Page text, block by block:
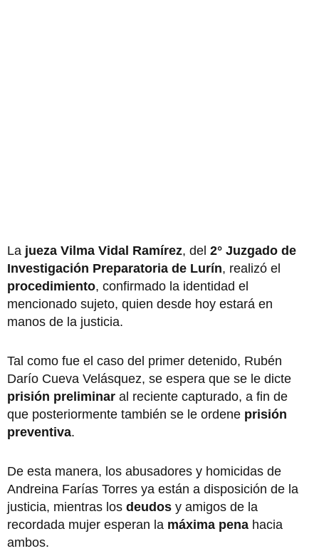
La jueza Vilma Vidal Ramírez, del 2° Juzgado de
Investigación Preparatoria de Lurín, realizó el
procedimiento, confirmado la identidad el
mencionado sujeto, quien desde hoy estará en
manos de la justicia.
Tal como fue el caso del primer detenido, Rubén
Darío Cueva Velásquez, se espera que se le dicte
prisión preliminar al reciente capturado, a fin de
que posteriormente también se le ordene prisión
preventiva.
De esta manera, los abusadores y homicidas de
Andreina Farías Torres ya están a disposición de la
justicia, mientras los deudos y amigos de la
recordada mujer esperan la máxima pena hacia
ambos.